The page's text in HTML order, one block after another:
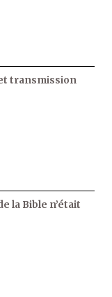
transmission
la Bible n’était